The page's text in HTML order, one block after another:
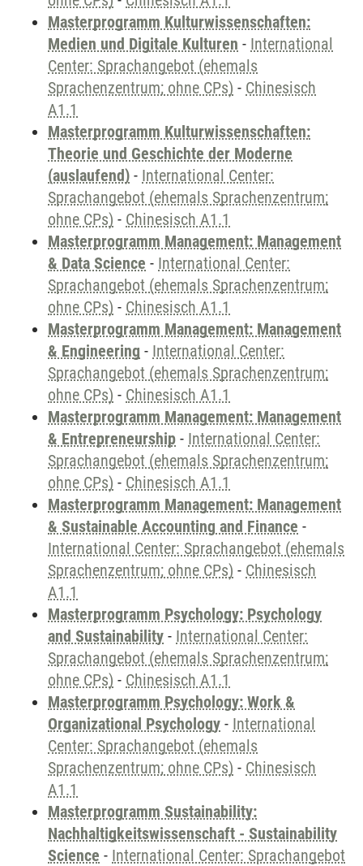
Masterprogramm Kulturwissenschaften:
Medien und Digitale Kulturen - International
Center: Sprachangebot (ehemals
Sprachenzentrum; ohne CPs) - Chinesisch
A1.1
Masterprogramm Kulturwissenschaften:
Theorie und Geschichte der Moderne
(auslaufend) - International Center:
Sprachangebot (ehemals Sprachenzentrum;
ohne CPs) - Chinesisch A1.1
Masterprogramm Management: Management
& Data Science - International Center:
Sprachangebot (ehemals Sprachenzentrum;
ohne CPs) - Chinesisch A1.1
Masterprogramm Management: Management
& Engineering - International Center:
Sprachangebot (ehemals Sprachenzentrum;
ohne CPs) - Chinesisch A1.1
Masterprogramm Management: Management
& Entrepreneurship - International Center:
Sprachangebot (ehemals Sprachenzentrum;
ohne CPs) - Chinesisch A1.1
Masterprogramm Management: Management
& Sustainable Accounting and Finance -
International Center: Sprachangebot (ehemals
Sprachenzentrum; ohne CPs) - Chinesisch
A1.1
Masterprogramm Psychology: Psychology
and Sustainability - International Center:
Sprachangebot (ehemals Sprachenzentrum;
ohne CPs) - Chinesisch A1.1
Masterprogramm Psychology: Work &
Organizational Psychology - International
Center: Sprachangebot (ehemals
Sprachenzentrum; ohne CPs) - Chinesisch
A1.1
Masterprogramm Sustainability:
Nachhaltigkeitswissenschaft - Sustainability
Science - International Center: Sprachangebot